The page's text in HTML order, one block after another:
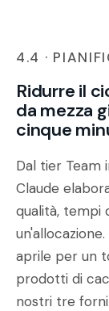
4.4 ·
Ridurre il
da mezza
cinque
Dal tier Team
Claude
qualità, tempi
un'allocazione.
aprile per un
prodotti di
nostri tre